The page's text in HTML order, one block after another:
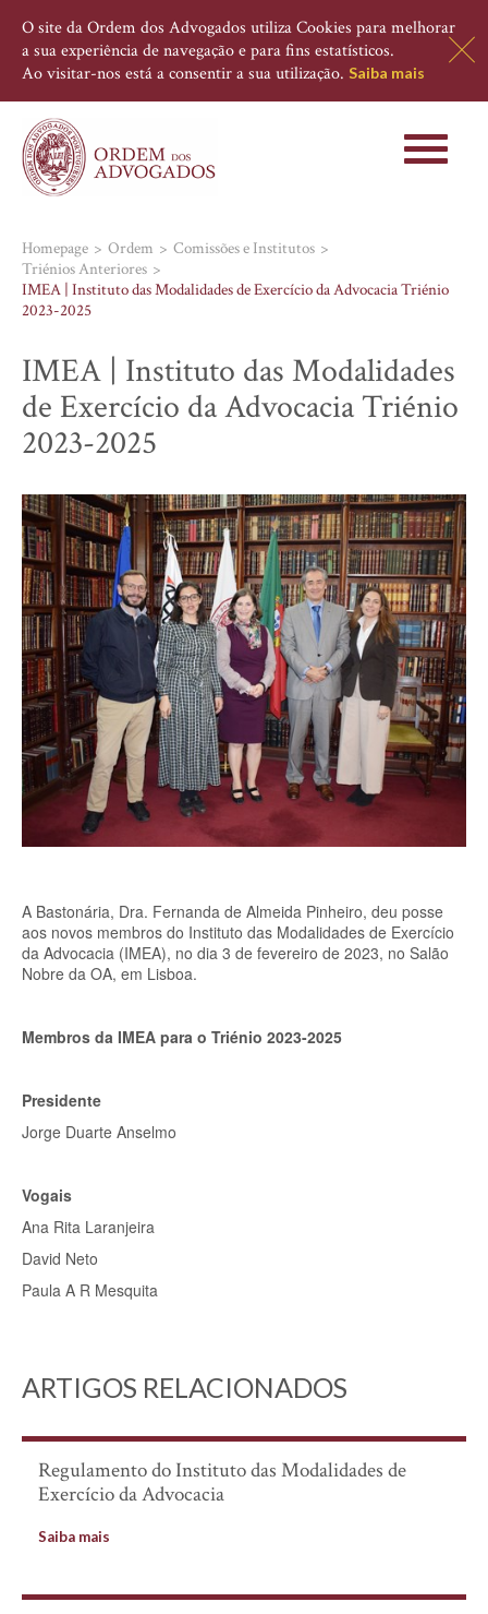
O site da Ordem dos Advogados utiliza Cookies para melhorar
a sua experiência de navegação e para fins estatísticos.
Ao visitar-nos está a consentir a sua utilização. Saiba mais
Toggle
Homepage Ordem
Comissões e Institutos
Triénios Anteriores
IMEA | Instituto das Modalidades de Exercício da Advocacia Triénio
2023-2025
IMEA | Instituto das Modalidades
de Exercício da Advocacia Triénio
2023-2025
A Bastonária, Dra. Fernanda de Almeida Pinheiro, deu posse
aos novos membros do Instituto das Modalidades de Exercício
da Advocacia (IMEA), no dia 3 de fevereiro de 2023, no Salão
Nobre da OA, em Lisboa.
Membros da IMEA para o Triénio 2023-2025
Presidente
Jorge Duarte Anselmo
Vogais
Ana Rita Laranjeira
David Neto
Paula A R Mesquita
ARTIGOS RELACIONADOS
Regulamento do Instituto das Modalidades de
Exercício da Advocacia
Saiba mais